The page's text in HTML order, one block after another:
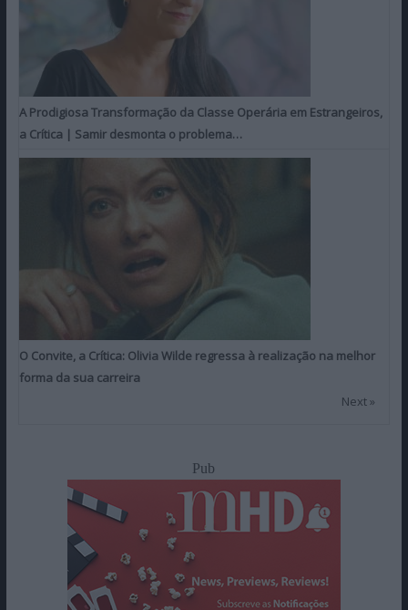
A Prodigiosa Transformação da Classe Operária em Estrangeiros,
a Crítica | Samir desmonta o problema…
O Convite, a Crítica: Olivia Wilde regressa à realização na melhor
forma da sua carreira
Next »
Pub